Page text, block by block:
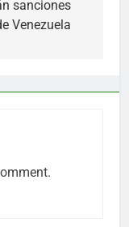
sanciones
Venezuela